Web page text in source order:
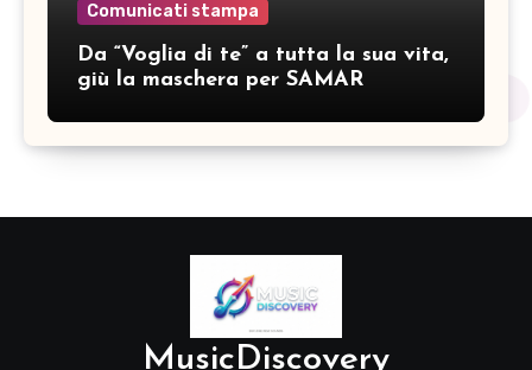
Comunicati stampa
Da “Voglia di te” a tutta la sua vita,
giù la maschera per SAMAR
MusicDiscovery